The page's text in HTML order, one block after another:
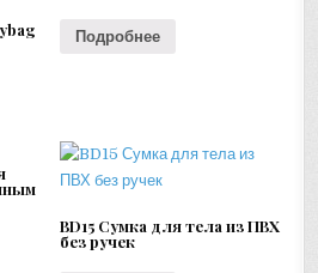
Подробнее
BD15 Сумка для тела из ПВХ
без ручек